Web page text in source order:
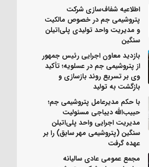
اطلاعیه شفاف‌سازی شرکت
پتروشیمی جم در خصوص مالکیت
و مدیریت واحد تولیدی پلی‌اتیلن
سنگین
بازدید معاون اجرایی رئیس جمهور
از پتروشیمی جم در عسلویه؛ تأکید
وی بر تسریع روند بازسازی و
بازگشت به تولید
با حکم مدیرعامل پتروشیمی جم؛
حبیب‌الله دیباجی مسئولیت
مدیریت اجرایی واحد پلی‌اتیلن
سنگین (پتروشیمی مهر سابق) را بر
عهده گرفت
مجمع عمومی عادی سالیانه